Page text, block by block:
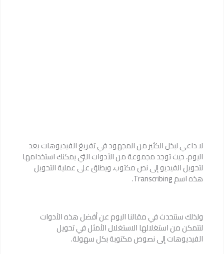
لا داعي لبذل الكثير من المجهود في تفريغ الفيديوهات بعد
اليوم، حيث توجد مجموعة من الأدوات التي يمكنك استخدامها
لتحويل الفيديو إلى نص مكتوب، ويطلق على عملية التحويل
هذه اسم Transcribing.
ولذلك سنتحدث في مقالنا اليوم عن أفضل هذه الأدوات
لتتمكن من استغلالها الاستغلال الأمثل في تحويل
الفيديوهات إلى نصوص مكتوبة بكل سهولة.